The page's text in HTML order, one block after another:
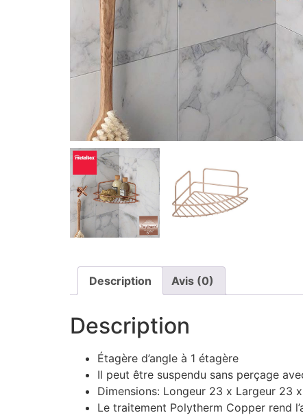
Description Avis (0)
Description
Étagère d’angle à 1 étagère
Il peut être suspendu sans perçage
Dimensions: Longeur 23 x Largeur 23 x
Le traitement Polytherm Copper rend